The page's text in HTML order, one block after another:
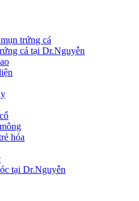
trứng cá
cá tại Dr.Nguyễn
hóa
tại Dr.Nguyễn